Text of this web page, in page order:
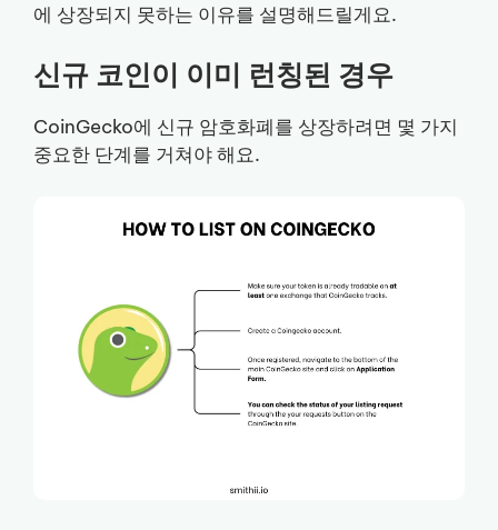
에 상장되지 못하는 이유를 설명해드릴게요.
신규 코인이 이미 런칭된 경우
CoinGecko에 신규 암호화폐를 상장하려면 몇 가지
중요한 단계를 거쳐야 해요.